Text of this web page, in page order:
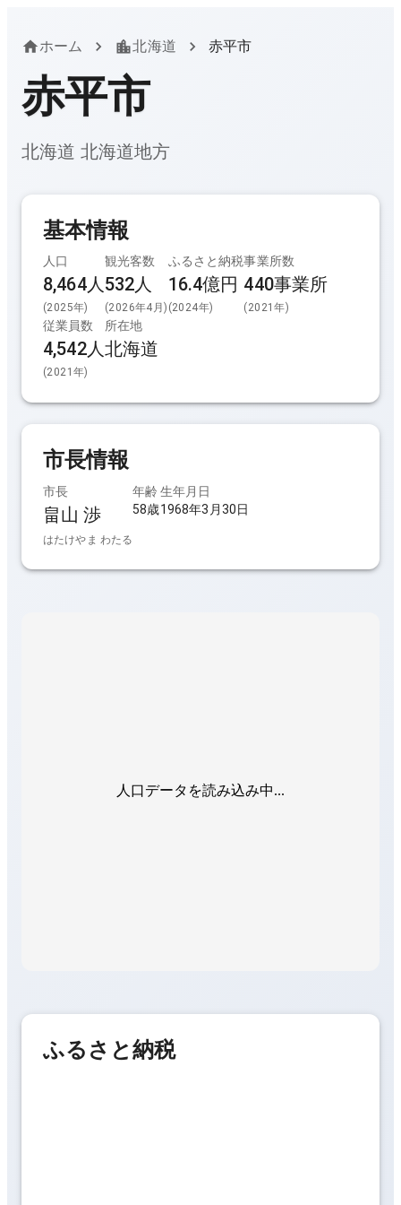
ホーム 北海道 赤平市
赤平市
北海道 北海道地方
基本情報
人口
8,464人
(2025年)
観光客数
532人
(2026年4月)
ふるさと納税
16.4億円
(2024年)
事業所数
440事業所
( 2021年)
従業員数
4,542人
(2021年)
所在地
北海道
市長情報
市長
畠山 渉
はたけやま わたる
年齢
58歳
生年月日
1968年3月30日
人口データを読み込み中...
ふるさと納税